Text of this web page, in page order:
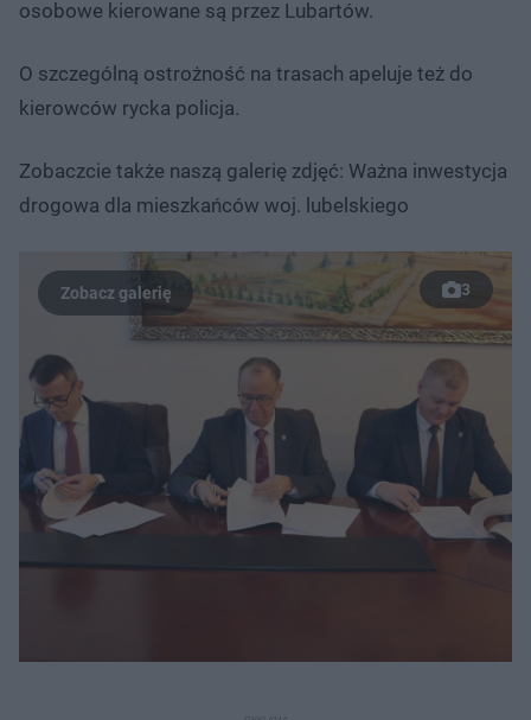
osobowe kierowane są przez Lubartów.
O szczególną ostrożność na trasach apeluje też do
kierowców rycka policja.
Zobaczcie także naszą galerię zdjęć: Ważna inwestycja
drogowa dla mieszkańców woj. lubelskiego
3